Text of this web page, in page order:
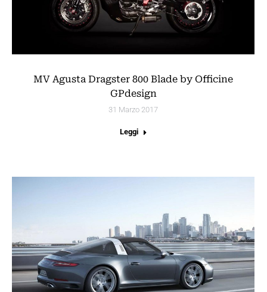
MV Agusta Dragster 800 Blade by Officine
GPdesign
31 Marzo 2017
Leggi